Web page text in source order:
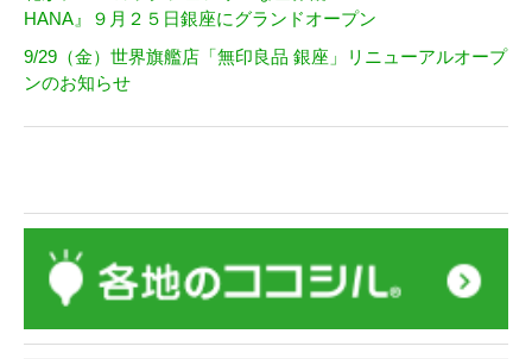
HANA』９月２５日銀座にグランドオープン
9/29（金）世界旗艦店「無印良品 銀座」リニューアルオープ
ンのお知らせ